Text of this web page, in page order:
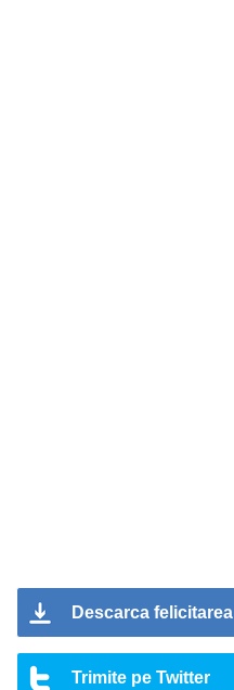
Descarca felicitarea
Trimite pe Twitter